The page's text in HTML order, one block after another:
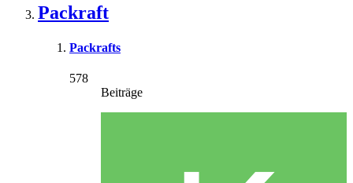
Packraft
Packrafts
578
Beiträge